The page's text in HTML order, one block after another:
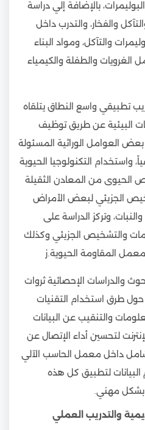
بالإضافة إلي دراسة
والفخار، والتدرب داخل
والتآكل، ومواد البناء
والطفلة والكيمياء
تطبيقي واسع النطاق يتلقاه
البيئية عن طريق توظيف
بعض العوامل الوراثية المسئولة
واستخدام التكنولوجيا الحيوية
الحيوى من المعادن الثقيلة
الجزيئي لبعض الأمراض
وتركز الدراسة على
والتشخيص الجزيئي وكذلك
المقاومة الحيوية.ز
والدراسات الإحصائية ثروات
طرق استخدام التقنيات
والتنقيب عن البيانات
لتحسين أداء الإتصال عن
داخل معمل الحاسب الآلي
لتطبيق كل هذه
بشكل مهني.
والتدريب العملي